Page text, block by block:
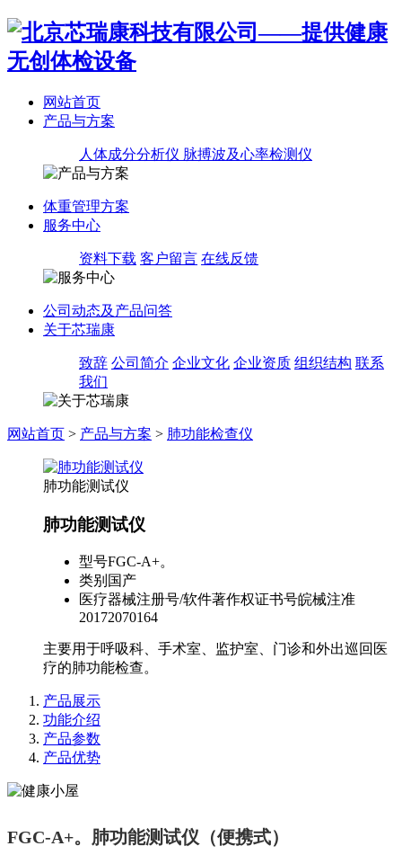
网站首页
产品与方案
人体成分分析仪 脉搏波及心率检测仪
体重管理方案
服务中心
资料下载 客户留言 在线反馈
公司动态及产品问答
关于芯瑞康
致辞 公司简介 企业文化 企业资质 组织结构 联系
我们
网站首页 > 产品与方案 > 肺功能检查仪
肺功能测试仪
肺功能测试仪
型号FGC-A+。
类别 国产
医疗器械注册号/软件著作权证书号皖械注准
20172070164
主要用于呼吸科、手术室、监护室、门诊和外出巡回医
疗的肺功能检查。
产品展示
功能介绍
产品参数
产品优势
FGC-A+。肺功能测试仪（便携式）